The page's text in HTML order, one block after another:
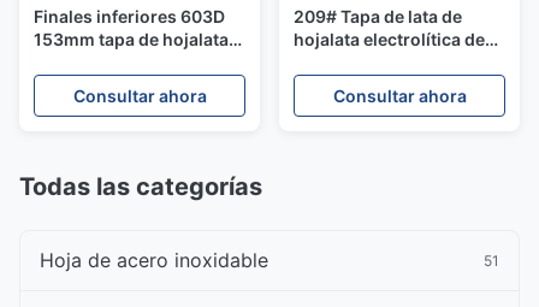
Finales inferiores 603D
153mm tapa de hojalata
alimenticio para
alimentos en polvo
Consultar ahora
209# Tapa de lata de
hojalata electrolítica de
latas de tomate y frijoles,
grado DR9
Consultar ahora
Todas las categorías
Hoja de acero inoxidable 51